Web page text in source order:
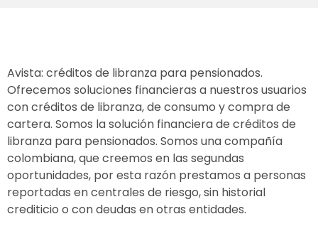
Avista: créditos de libranza para pensionados.
Ofrecemos soluciones financieras a nuestros usuarios
con créditos de libranza, de consumo y compra de
cartera. Somos la solución financiera de créditos de
libranza para pensionados. Somos una compañía
colombiana, que creemos en las segundas
oportunidades, por esta razón prestamos a personas
reportadas en centrales de riesgo, sin historial
crediticio o con deudas en otras entidades.